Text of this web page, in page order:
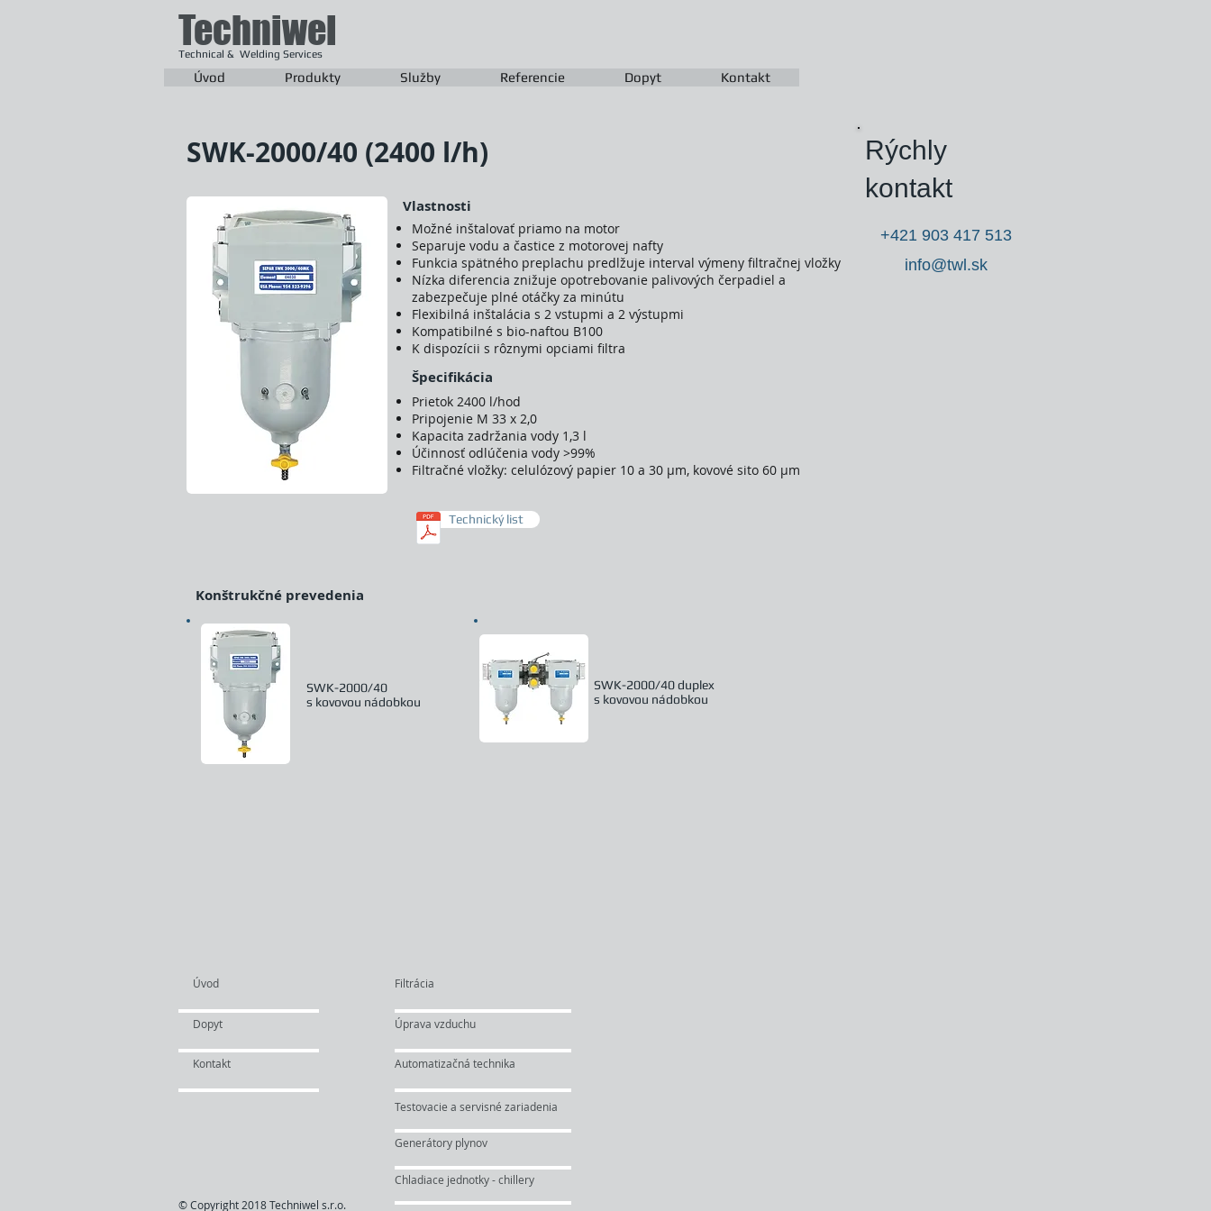
Techniwel
Technical & Welding Services
Úvod Produkty Služby Referencie Dopyt Kontakt
SWK-2000/40 (2400 l/h)
Vlastnosti
Možné inštalovať priamo na motor
Separuje vodu a častice z motorovej nafty
Funkcia spätného preplachu predlžuje interval výmeny filtračnej vložky
Nízka diferencia znižuje opotrebovanie palivových čerpadiel a
zabezpečuje plné otáčky za minútu
Flexibilná inštalácia s 2 vstupmi a 2 výstupmi
Kompatibilné s bio-naftou B100
K dispozícii s rôznymi opciami filtra
Špecifikácia
Prietok 2400 l/hod
Pripojenie M 33 x 2,0
Kapacita zadržania vody 1,3 l
Účinnosť odlúčenia vody >99%
Filtračné vložky: celulózový papier 10 a 30 µm, kovové sito 60 µm
Rýchly
kontakt
+421 903 417 513
info@twl.sk
Technický list
Konštrukčné prevedenia
SWK-2000/40
s kovovou nádobkou
SWK-2000/40 duplex
s kovovou nádobkou
© Copyright 2018 Techniwel s.r.o.
Kontakt Automatizačná technika
Úprava vzduchu
Dopyt
Filtrácia
Testovacie a servisné zariadenia
Úvod
Generátory plynov
Chladiace jednotky - chillery